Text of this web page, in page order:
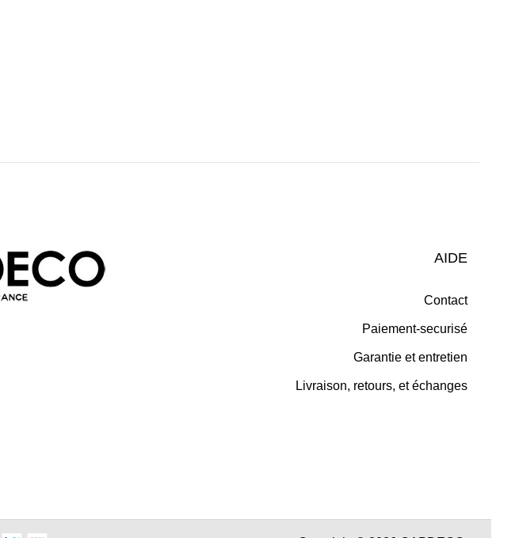
AIDE
Contact
Paiement-securisé
Garantie et entretien
Livraison, retours, et échanges